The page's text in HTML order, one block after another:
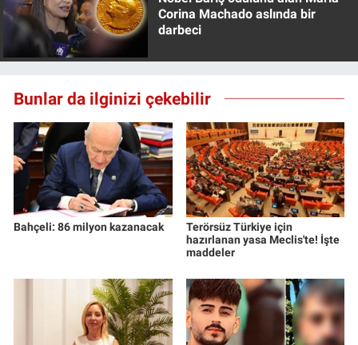
Corina Machado aslında bir
darbeci
Bunlar da ilginizi çekebilir
Bahçeli: 86 milyon kazanacak
Terörsüz Türkiye için
hazırlanan yasa Meclis'te! İşte
maddeler